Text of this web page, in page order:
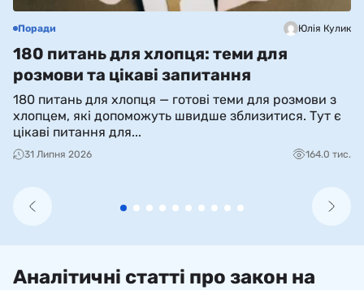
Поради Юлія Кулик
180 питань для хлопця: теми для
розмови та цікаві запитання
180 питань для хлопця — готові теми для розмови з
хлопцем, які допоможуть швидше зблизитися. Тут є
цікаві питання для...
31 Липня 2026 164.0 тис.
Аналітичні статті про закон на